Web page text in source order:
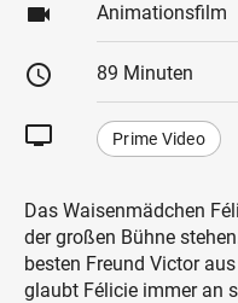
videocam Animationsfilm
schedule 89 Minuten
tv Prime Video
Das Waisenmädchen
der großen Bühne
besten Freund Victor
glaubt Félicie immer an